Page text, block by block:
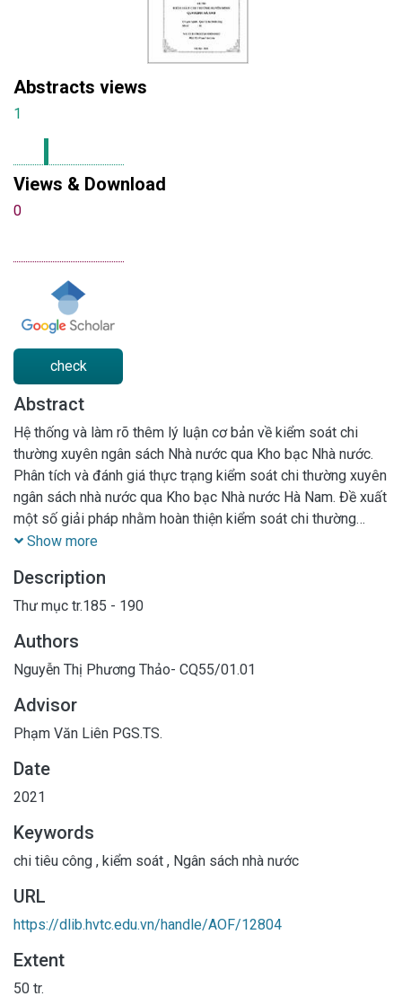
Abstracts views
1
Views & Download
0
check
Abstract
Hệ thống và làm rõ thêm lý luận cơ bản về kiểm soát chi
thường xuyên ngân sách Nhà nước qua Kho bạc Nhà nước.
Phân tích và đánh giá thực trạng kiểm soát chi thường xuyên
ngân sách nhà nước qua Kho bạc Nhà nước Hà Nam. Đề xuất
một số giải pháp nhằm hoàn thiện kiểm soát chi thường
xuyên ngân sách nhà nước qua Kho bạc Nhà nước Hà Nam
Show more
Description
Thư mục tr.185 - 190
Authors
Nguyễn Thị Phương Thảo- CQ55/01.01
Advisor
Phạm Văn Liên PGS.TS.
Date
2021
Keywords
chi tiêu công , kiểm soát , Ngân sách nhà nước
URL
https://dlib.hvtc.edu.vn/handle/AOF/12804
Extent
50 tr.